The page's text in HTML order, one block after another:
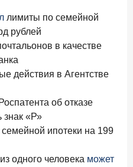
лимиты по семейной
рублей
в качестве
действия в Агентстве
об отказе
знак «Р»
семейной ипотеки на 199
одного человека может